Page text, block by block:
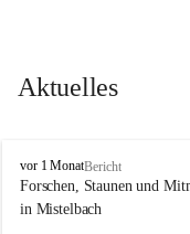
Aktuelles
V
o
l
vor 1 MonatBericht
Forschen, Staunen und
in Mistelbach